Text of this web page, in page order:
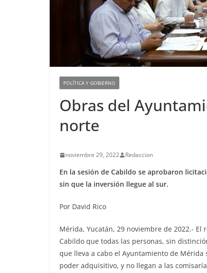
POLÍTICA Y GOBIERNO
Obras del
norte
noviembre 29, 2022 Redaccion
En la sesión de Cabildo se aprobaron
sin que la inversión llegue al sur.
Por David Rico
Mérida, Yucatán, 29 noviembre de 2022.- El
Cabildo que todas las personas, sin
que lleva a cabo el Ayuntamiento de
poder adquisitivo, y no llegan a las